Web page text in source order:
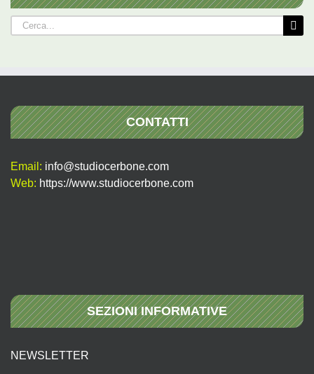
Cerca
per:
CONTATTI
Email: info@studiocerbone.com
Web: https://www.studiocerbone.com
SEZIONI INFORMATIVE
NEWSLETTER